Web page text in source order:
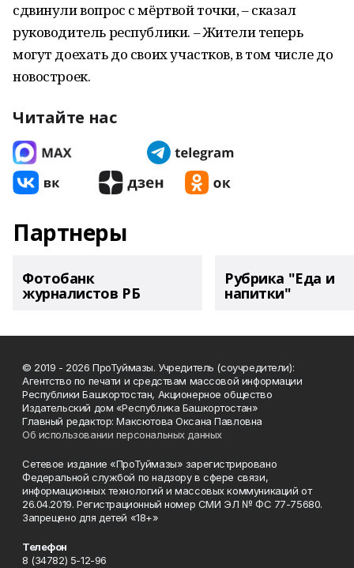
сдвинули вопрос с мёртвой точки, – сказал
руководитель республики. – Жители теперь
могут доехать до своих участков, в том числе до
новостроек.
Читайте нас
Партнеры
Фотобанк
журналистов РБ
Рубрика "Еда и
напитки"
© 2019 - 2026 ПроТуймазы. Учредитель (соучредители):
Агентство по печати и средствам массовой информации
Республики Башкортостан, Акционерное общество
Издательский дом «Республика Башкортостан»
Главный редактор: Максютова Оксана Павловна
Об использовании персональных данных
Сетевое издание «ПроТуймазы» зарегистрировано
Федеральной службой по надзору в сфере связи,
информационных технологий и массовых коммуникаций от
26.04.2019. Регистрационный номер СМИ ЭЛ № ФС 77-75680.
Запрещено для детей «18+»
Телефон
8 (34782) 5-12-96